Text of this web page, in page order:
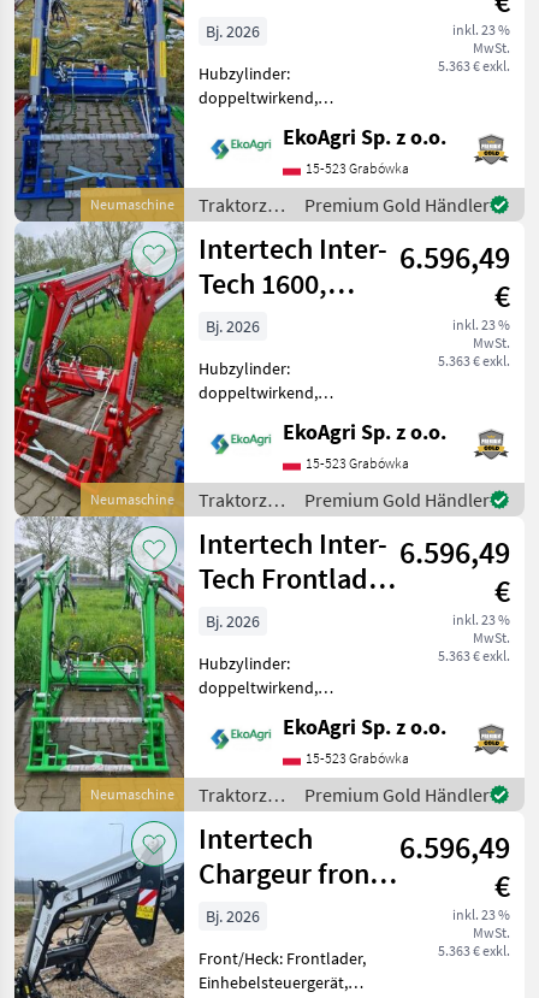
Neumaschine
Holland
inkl. 23 %
MwSt.
5.363 € exkl.
Bj. 2026
Hubzylinder:
doppeltwirkend,
Anbaukonsole, 3.
Steuerkreis Frontlader
it1600 – von einem
führenden hersteller von
frontladern in Polen Für tra
EkoAgri Sp. z o.o.
15-523 Grabówka
Traktorzubehör
/ Intertech
Premium Gold Händler
Neumaschine
Intertech Inter-
Tech 1600,
Frontlader Case
IH
6.596,49
€
inkl. 23 %
MwSt.
5.363 € exkl.
Bj. 2026
Hubzylinder:
doppeltwirkend,
Anbaukonsole, 3.
Steuerkreis Frontlader
IT1600 – passend für CASE-
Traktoren, leistungsstark
und vielseitig einsetzb
EkoAgri Sp. z o.o.
15-523 Grabówka
Traktorzubehör
/ Intertech
Premium Gold Händler
Neumaschine
Intertech Inter-
Tech Frontlader
IT1600, DEUTZ
FAHR
6.596,49
€
inkl. 23 %
MwSt.
5.363 € exkl.
Bj. 2026
Hubzylinder:
doppeltwirkend,
Anbaukonsole, 3.
Steuerkreis Frontlader
IT1600 – passend für
DEUTZ-Traktoren,
leistungsstark und vielseitig
einsetz
EkoAgri Sp. z o.o.
15-523 Grabówka
Traktorzubehör
/ Intertech
Premium Gold Händler
Intertech
Chargeur front
Inter-Tech 1600,
MASSEY
FERGUSON
6.596,49
€
inkl. 23 %
MwSt.
5.363 € exkl.
Bj. 2026
Front/Heck: Frontlader,
Einhebelsteuergerät,